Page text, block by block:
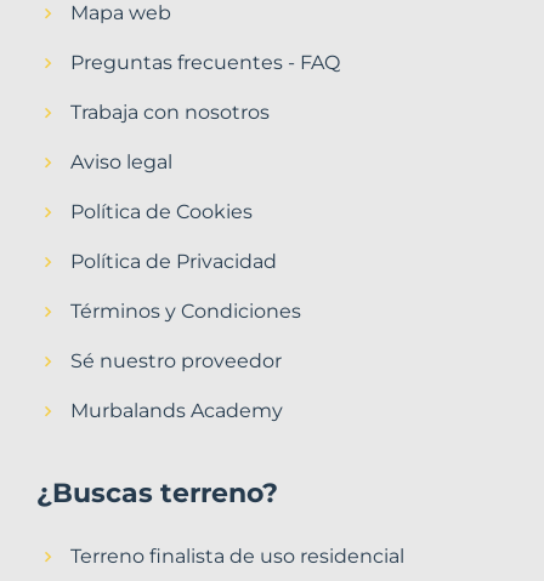
Mapa web
Preguntas frecuentes - FAQ
Trabaja con nosotros
Aviso legal
Política de Cookies
Política de Privacidad
Términos y Condiciones
Sé nuestro proveedor
Murbalands Academy
¿Buscas terreno?
Terreno finalista de uso residencial